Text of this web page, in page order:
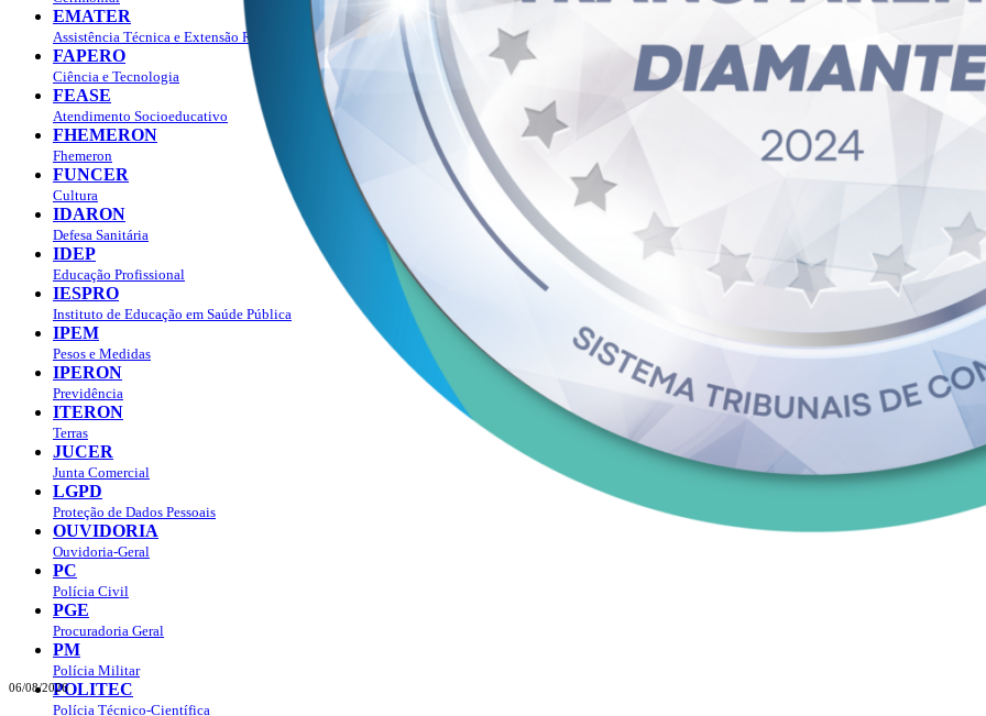
06/08/2026
EMATER
Assistência Técnica e Extensão Rural
FAPERO
Ciência e Tecnologia
FEASE
Atendimento Socioeducativo
FHEMERON
Fhemeron
FUNCER
Cultura
IDARON
Defesa Sanitária
IDEP
Educação Profissional
IESPRO
Instituto de Educação em Saúde Pública
IPEM
Pesos e Medidas
IPERON
Previdência
ITERON
Terras
JUCER
Junta Comercial
LGPD
Proteção de Dados Pessoais
OUVIDORIA
Ouvidoria-Geral
PC
Polícia Civil
PGE
Procuradoria Geral
PM
Polícia Militar
POLITEC
Polícia Técnico-Científica